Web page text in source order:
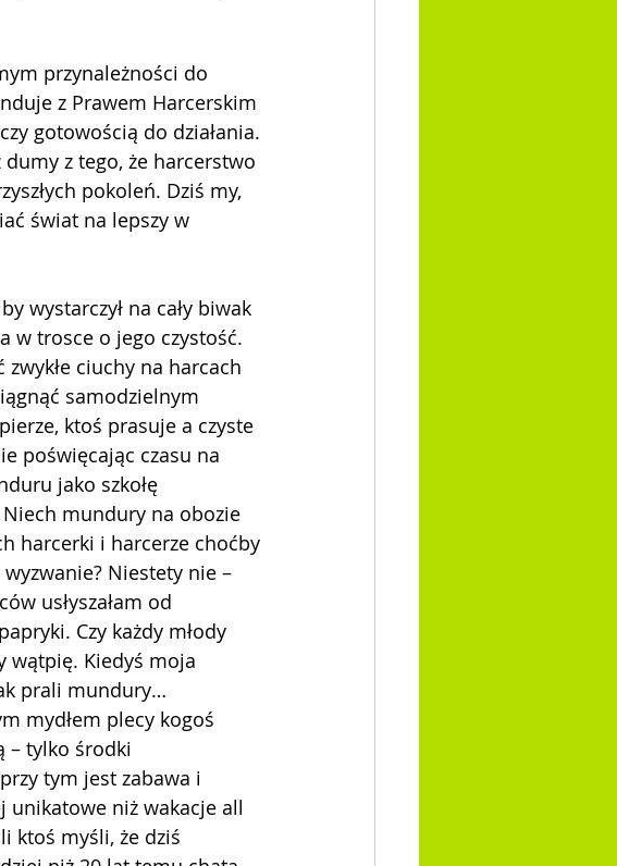
przynależności do
z Prawem Harcerskim
gotowością do działania.
z tego, że harcerstwo
pokoleń. Dziś my,
świat na lepszy w
wystarczył na cały biwak
w trosce o jego czystość.
ciuchy na harcach
samodzielnym
ktoś prasuje a czyste
poświęcając czasu na
jako szkołę
mundury na obozie
harcerki i harcerze choćby
Niestety nie –
usłyszałam od
Czy każdy młody
wątpię. Kiedyś moja
prali mundury…
mydłem plecy kogoś
– tylko środki
tym jest zabawa i
unikatowe niż wakacje all
ktoś myśli, że dziś